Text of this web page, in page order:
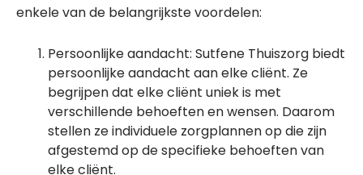
enkele van de belangrijkste voordelen:
Persoonlijke aandacht: Sutfene Thuiszorg biedt
persoonlijke aandacht aan elke cliënt. Ze
begrijpen dat elke cliënt uniek is met
verschillende behoeften en wensen. Daarom
stellen ze individuele zorgplannen op die zijn
afgestemd op de specifieke behoeften van
elke cliënt.